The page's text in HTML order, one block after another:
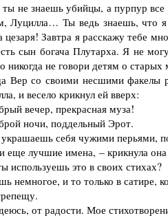
не знаешь убийцы, а пурпур все
Луцилла… Ты ведь знаешь, что
цезаря! Завтра я расскажу тебе
сын богача Плутарха. Я не
никогда не говори детям о
Вер со своими несшими факелы
и весело крикнул ей вверх:
вечер, прекрасная муза!
ночи, поддельный Эрот.
себя чужими перьями,
лучшие имена, – крикнула она
используешь это в своих стихах?
немногое, и то только в сатире,
от радости. Мое